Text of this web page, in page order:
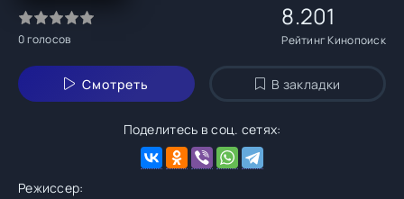
0голосов
8.201
Рейтинг Кинопоиск
Смотреть В закладки
Поделитесь в соц. сетях:
Режиссер: